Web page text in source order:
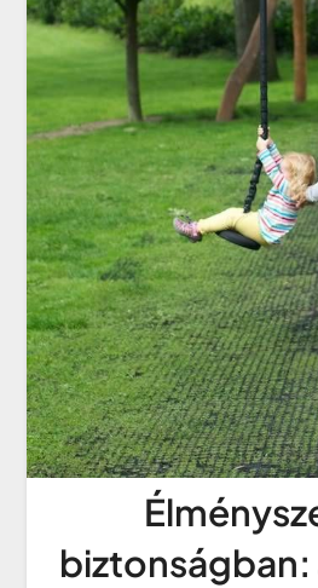
biztonságban: